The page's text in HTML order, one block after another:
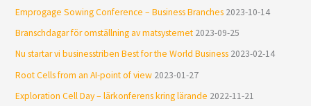
Emprogage Sowing Conference – Business Branches 2023-10-14
Branschdagar för omställning av matsystemet 2023-09-25
Nu startar vi businesstriben Best for the World Business 2023-02-14
Root Cells from an AI-point of view 2023-01-27
Exploration Cell Day – lärkonferens kring lärande 2022-11-21